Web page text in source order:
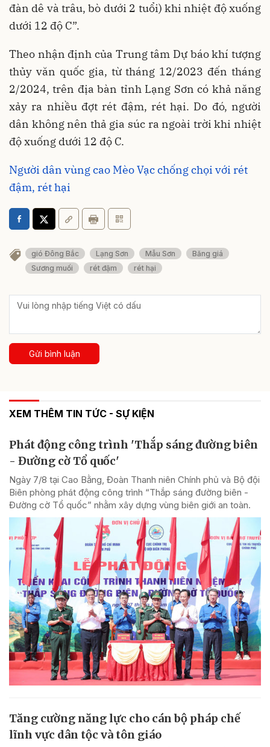
đàn dê và trâu, bò dưới 2 tuổi) khi nhiệt độ xuống
dưới 12 độ C”.
Theo nhận định của Trung tâm Dự báo khí tượng
thủy văn quốc gia, từ tháng 12/2023 đến tháng
2/2024, trên địa bàn tỉnh Lạng Sơn có khả năng
xảy ra nhiều đợt rét đậm, rét hại. Do đó, người
dân không nên thả gia súc ra ngoài trời khi nhiệt
độ xuống dưới 12 độ C.
Người dân vùng cao Mèo Vạc chống chọi với rét
đậm, rét hại
gió Đông Bắc Lạng Sơn Mẫu Sơn
Băng giá
Sương muối
rét đậm rét hại
Gửi bình luận
XEM THÊM TIN TỨC - SỰ KIỆN
Phát động công trình 'Thắp sáng đường biên
- Đường cờ Tổ quốc'
Ngày 7/8 tại Cao Bằng, Đoàn Thanh niên Chính phủ và Bộ đội
Biên phòng phát động công trình “Thắp sáng đường biên -
Đường cờ Tổ quốc” nhằm xây dựng vùng biên giới an toàn.
Tăng cường năng lực cho cán bộ pháp chế
lĩnh vực dân tộc và tôn giáo